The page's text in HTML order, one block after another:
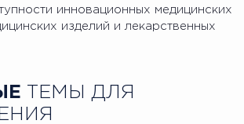
инновационных медицинских
изделий и лекарственных
ТЕМЫ ДЛЯ